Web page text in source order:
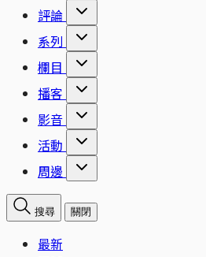
評論
系列
欄目
播客
影音
活動
周邊
搜尋 關閉
最新